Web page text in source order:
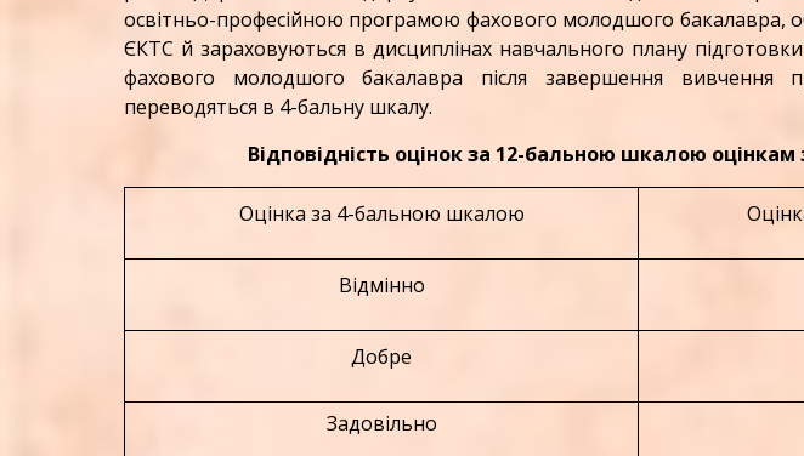
освітньо-професійною програмою фахового молодшого бакалавра,
ЄКТС й зараховуються в дисциплінах навчального плану
фахового молодшого бакалавра після завершення
переводяться в 4-бальну шкалу.
Відповідність оцінок за 12-бальною шкалою
Оцінка за 4-бальною шкалою
Відмінно
Добре
Задовільно